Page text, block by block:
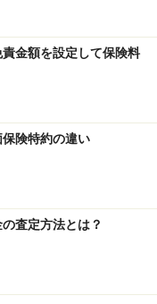
としてそれ以外は
簡易見積も可能。
宅割引や業界では
（築10年未満）も
回りや鍵、電機関
金額を設定して保険料
険特約の違い
査定方法とは？